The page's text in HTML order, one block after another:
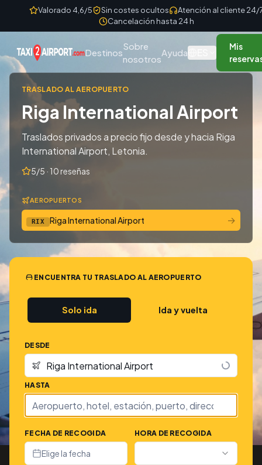
Skip to contentValorado 4,6/5 Sin costes ocultos
Atención al cliente 24/
Cancelación hasta 24 h
Destinos
Sobre
nosotros
Ayuda
Mis
TRASLADO AL AEROPUERTO
Riga International Airport
Traslados privados a precio fijo desde y hacia Riga
International Airport, Letonia.
5/5 · 10 reseñas
AEROPUERTOS
RIX Riga International Airport →
ENCUENTRA TU TRASLADO AL AEROPUERTO
Solo ida Ida y vuelta
DESDE
HASTA
FECHA DE RECOGIDA
Elige la fecha
HORA DE RECOGIDA